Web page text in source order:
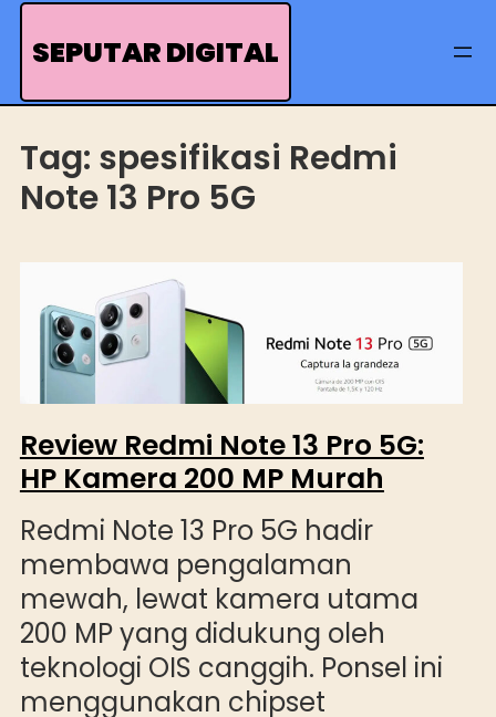
Skip
SEPUTAR DIGITAL
Tag: spesifikasi Redmi
Note 13 Pro 5G
Review Redmi Note 13 Pro 5G:
HP Kamera 200 MP Murah
Redmi Note 13 Pro 5G hadir
membawa pengalaman
mewah, lewat kamera utama
200 MP yang didukung oleh
teknologi OIS canggih. Ponsel ini
menggunakan chipset